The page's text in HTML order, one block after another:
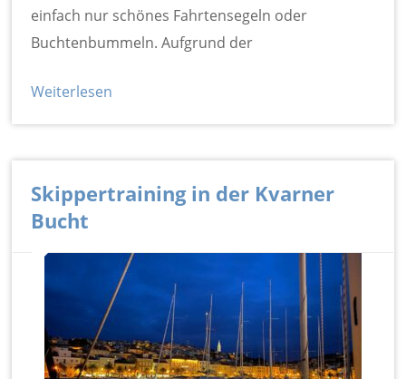
einfach nur schönes Fahrtensegeln oder
Buchtenbummeln. Aufgrund der
Weiterlesen
Skippertraining in der Kvarner
Bucht